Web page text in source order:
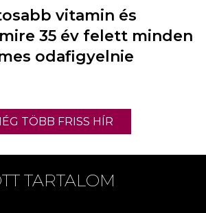
vitamin és
35 év felett minden
odafigyelnie
TÖBB FRISS HÍR
TARTALOM